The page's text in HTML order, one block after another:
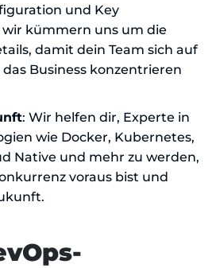
und Key
kümmern uns um die
damit dein Team sich auf
Business konzentrieren
: Wir helfen dir, Experte in
wie Docker, Kubernetes,
Native und mehr zu werden,
voraus bist und